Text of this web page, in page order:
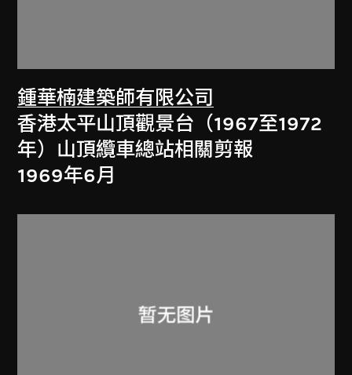
鍾華楠建築師有限公司
香港太平山頂觀景台（1967至1972
年）山頂纜車總站相關剪報
1969年6月